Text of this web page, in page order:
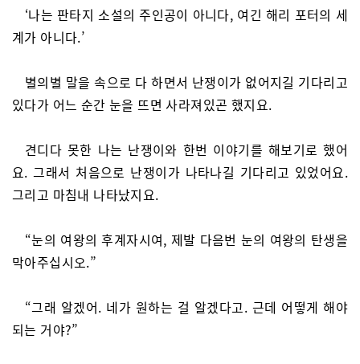
‘나는 판타지 소설의 주인공이 아니다, 여긴 해리 포터의 세
계가 아니다.’
별의별 말을 속으로 다 하면서 난쟁이가 없어지길 기다리고
있다가 어느 순간 눈을 뜨면 사라져있곤 했지요.
견디다 못한 나는 난쟁이와 한번 이야기를 해보기로 했어
요. 그래서 처음으로 난쟁이가 나타나길 기다리고 있었어요.
그리고 마침내 나타났지요.
“눈의 여왕의 후계자시여, 제발 다음번 눈의 여왕의 탄생을
막아주십시오.”
“그래 알겠어. 네가 원하는 걸 알겠다고. 근데 어떻게 해야
되는 거야?”